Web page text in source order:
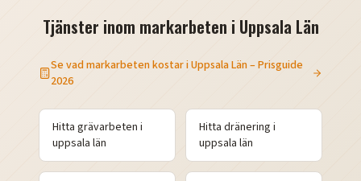
Tjänster inom markarbeten i Uppsala Län
Se vad markarbeten kostar iUppsala Län– Prisguide
2026
Hitta grävarbeten i
uppsala län
Hitta dränering i
uppsala län